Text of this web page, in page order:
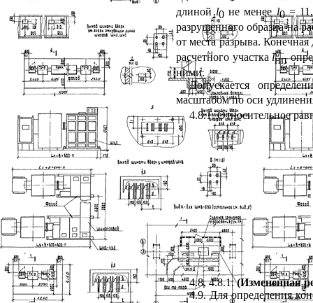
длинойl0 не менее l0=
разрушенного образца на
от места разрыва.
расчетного участка lнп
ними.
Допускается
масштабом по оси
4.8.1. Относительное
4.8, 4.8.1.(Измененная
4.9. Для определения